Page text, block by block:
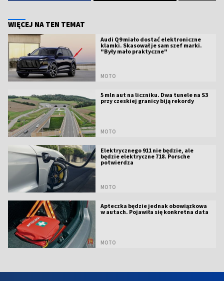
WIĘCEJ NA TEN TEMAT
Audi Q9 miało dostać elektroniczne
klamki. Skasował je sam szef marki.
"Były mało praktyczne"
MOTO
5 mln aut na liczniku. Dwa tunele na S3
przy czeskiej granicy biją rekordy
MOTO
Elektrycznego 911 nie będzie, ale
będzie elektryczne 718. Porsche
potwierdza
MOTO
Apteczka będzie jednak obowiązkowa
w autach. Pojawiła się konkretna data
MOTO